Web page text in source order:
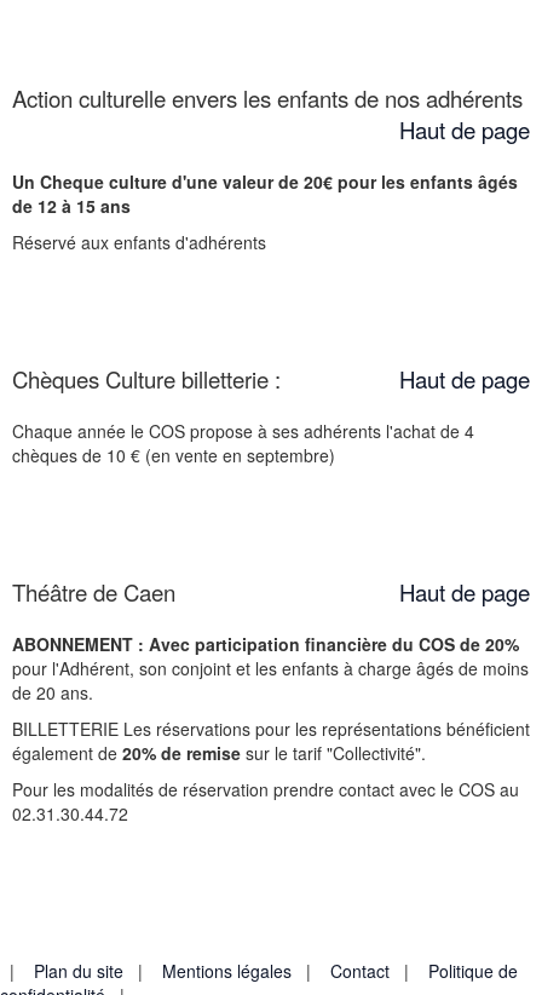
Action culturelle envers les enfants de nos adhérents
Haut de page
Un Cheque culture d'une valeur de 20€ pour les enfants âgés
de 12 à 15 ans
Réservé aux enfants d'adhérents
Chèques Culture billetterie : Haut de page
Chaque année le COS propose à ses adhérents l'achat de 4
chèques de 10 € (en vente en septembre)
Théâtre de Caen Haut de page
ABONNEMENT : Avec participation financière du COS de 20%
pour l'Adhérent, son conjoint et les enfants à charge âgés de moins
de 20 ans.
BILLETTERIE Les réservations pour les représentations bénéficient
également de 20% de remise sur le tarif "Collectivité".
Pour les modalités de réservation prendre contact avec le COS au
02.31.30.44.72
| Plan du site | Mentions légales | Contact |
Politique de